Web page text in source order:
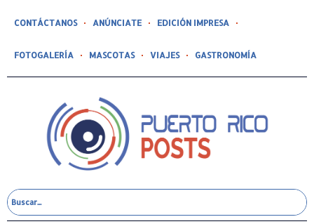
CONTÁCTANOS ANÚNCIATE EDICIÓN IMPRESA
FOTOGALERÍA MASCOTAS VIAJES GASTRONOMÍA